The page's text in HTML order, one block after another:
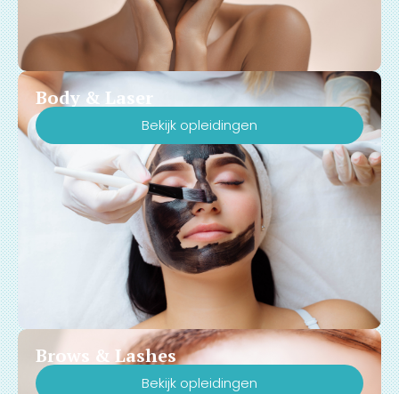
Body & Laser
Bekijk opleidingen
Brows & Lashes
Bekijk opleidingen